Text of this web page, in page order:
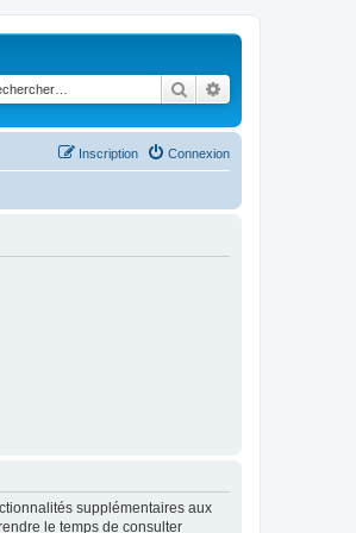
Rechercher
Connexion
Inscription
supplémentaires aux
le temps de consulter